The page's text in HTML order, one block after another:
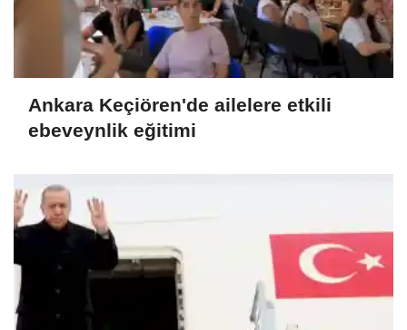
Ankara Keçiören'de ailelere etkili
ebeveynlik eğitimi